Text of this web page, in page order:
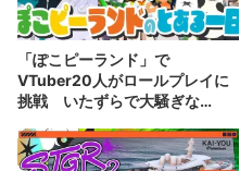
「ぽこピーランド」で
VTuber20人がロールプレイに
挑戦 いたずらで大騒ぎな